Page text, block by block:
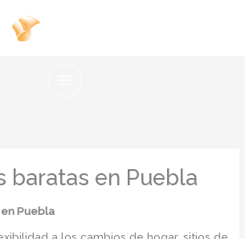
baratas en Puebla
en Puebla
a los cambios de hogar, sitios de